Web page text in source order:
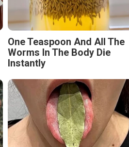
One Teaspoon And All The
Worms In The Body Die
Instantly